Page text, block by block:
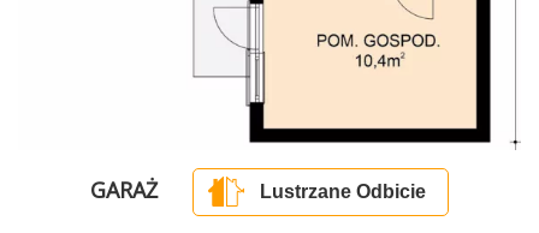
GARAŻ Lustrzane Odbicie